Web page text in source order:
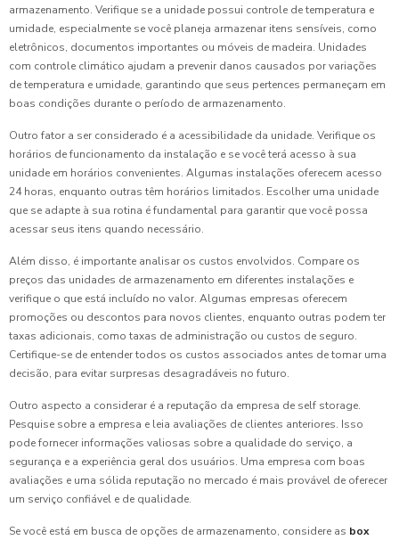
armazenamento. Verifique se a unidade possui controle de temperatura e
umidade, especialmente se você planeja armazenar itens sensíveis, como
eletrônicos, documentos importantes ou móveis de madeira. Unidades
com controle climático ajudam a prevenir danos causados por variações
de temperatura e umidade, garantindo que seus pertences permaneçam em
boas condições durante o período de armazenamento.
Outro fator a ser considerado é a acessibilidade da unidade. Verifique os
horários de funcionamento da instalação e se você terá acesso à sua
unidade em horários convenientes. Algumas instalações oferecem acesso
24 horas, enquanto outras têm horários limitados. Escolher uma unidade
que se adapte à sua rotina é fundamental para garantir que você possa
acessar seus itens quando necessário.
Além disso, é importante analisar os custos envolvidos. Compare os
preços das unidades de armazenamento em diferentes instalações e
verifique o que está incluído no valor. Algumas empresas oferecem
promoções ou descontos para novos clientes, enquanto outras podem ter
taxas adicionais, como taxas de administração ou custos de seguro.
Certifique-se de entender todos os custos associados antes de tomar uma
decisão, para evitar surpresas desagradáveis no futuro.
Outro aspecto a considerar é a reputação da empresa de self storage.
Pesquise sobre a empresa e leia avaliações de clientes anteriores. Isso
pode fornecer informações valiosas sobre a qualidade do serviço, a
segurança e a experiência geral dos usuários. Uma empresa com boas
avaliações e uma sólida reputação no mercado é mais provável de oferecer
um serviço confiável e de qualidade.
Se você está em busca de opções de armazenamento, considere as box